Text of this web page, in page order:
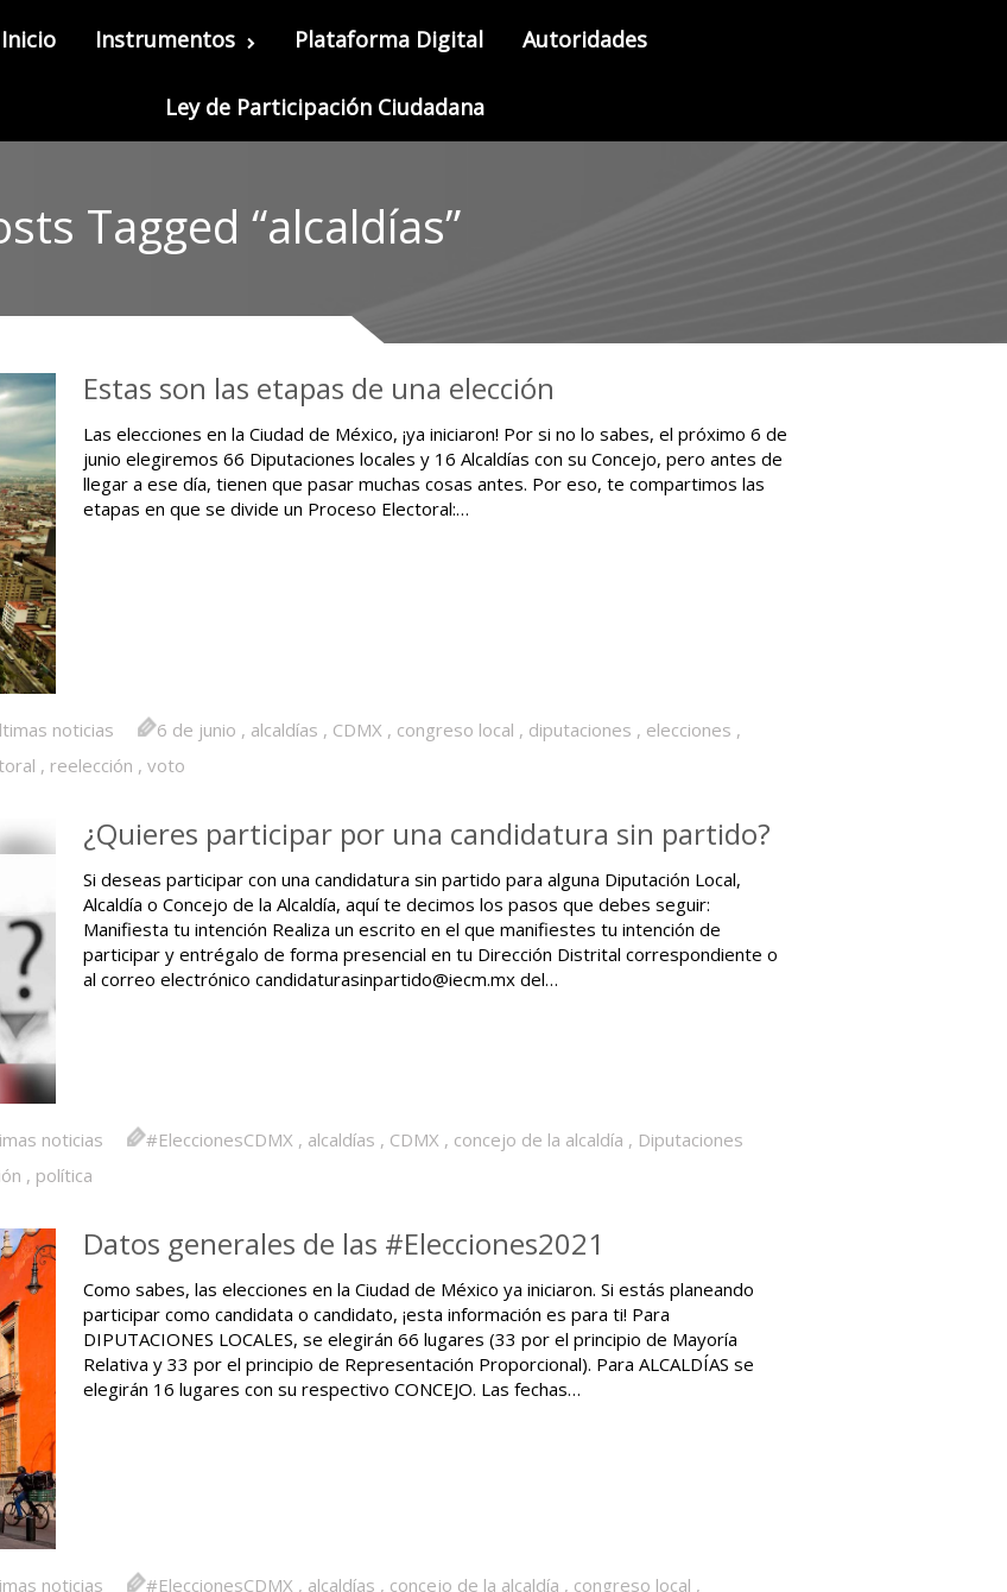
Inicio Instrumentos Plataforma Digital Autoridades
Ley de Participación Ciudadana
Tagged “alcaldías”
Estas son las etapas de una elección
Las elecciones en la Ciudad de México, ¡ya iniciaron! Por si no lo sabes, el próximo 6 de
junio elegiremos 66 Diputaciones locales y 16 Alcaldías con su Concejo, pero antes de
llegar a ese día, tienen que pasar muchas cosas antes. Por eso, te compartimos las
etapas en que se divide un Proceso Electoral:…
noticias 6 de junio , alcaldías , CDMX , congreso local , diputaciones , elecciones ,
, reelección , voto
¿Quieres participar por una candidatura sin partido?
Si deseas participar con una candidatura sin partido para alguna Diputación Local,
Alcaldía o Concejo de la Alcaldía, aquí te decimos los pasos que debes seguir:
Manifiesta tu intención Realiza un escrito en el que manifiestes tu intención de
participar y entrégalo de forma presencial en tu Dirección Distrital correspondiente o
al correo electrónico candidaturasinpartido@iecm.mx del…
noticias #EleccionesCDMX , alcaldías , CDMX , concejo de la alcaldía , Diputaciones
, política
Datos generales de las #Elecciones2021
Como sabes, las elecciones en la Ciudad de México ya iniciaron. Si estás planeando
participar como candidata o candidato, ¡esta información es para ti! Para
DIPUTACIONES LOCALES, se elegirán 66 lugares (33 por el principio de Mayoría
Relativa y 33 por el principio de Representación Proporcional). Para ALCALDÍAS se
elegirán 16 lugares con su respectivo CONCEJO. Las fechas…
noticias #EleccionesCDMX , alcaldías , concejo de la alcaldía , congreso local ,